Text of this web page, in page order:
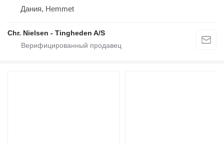
Дания, Hemmet
Chr. Nielsen - Tingheden A/S